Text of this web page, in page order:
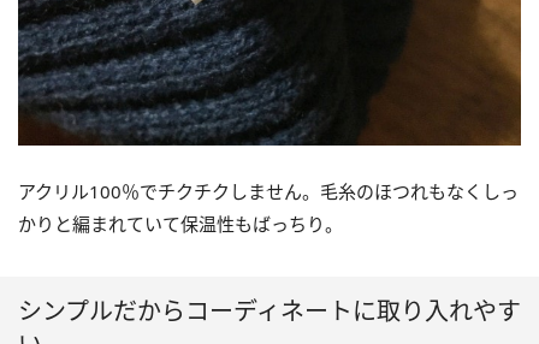
アクリル100％でチクチクしません。毛糸のほつれもなくしっ
かりと編まれていて保温性もばっちり。
シンプルだからコーディネートに取り入れやす